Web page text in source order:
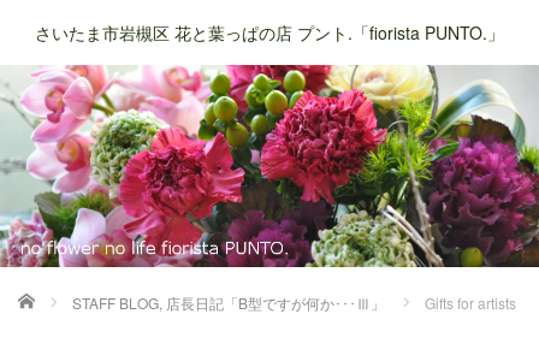
さいたま市岩槻区 花と葉っぱの店 プント.「fiorista PUNTO.」
ホーム STAFF BLOG, 店長日記「B型ですが何か･･･Ⅲ」 Gifts for artists